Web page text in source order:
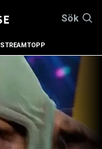
Sök
STREAMTOPP